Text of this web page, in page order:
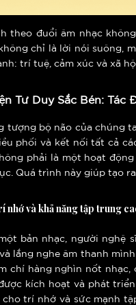
theo đuổi âm nhạc
chỉ là lời nói suông,
trí tuệ, cảm xúc và xã
Tư Duy Sắc Bén:
tượng bộ não của chúng
phối và kết nối tất cả
phải là một hoạt
Quá trình này giúp tạo
nhớ và khả năng tập trung
bản nhạc, người nghệ
lắng nghe âm thanh
chí hàng nghìn nốt
kích hoạt và phát
trí nhớ và sức mạnh